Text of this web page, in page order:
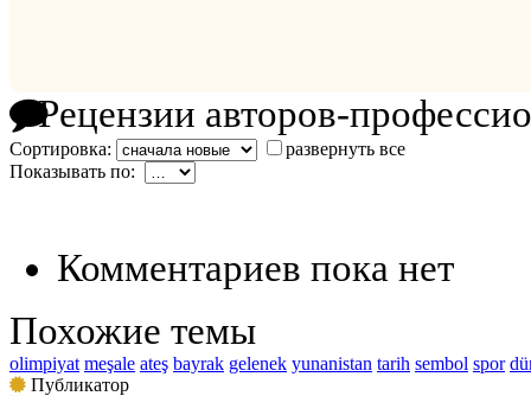
Рецензии авторов-
Сортировка:
развернуть все
Показывать по:
Комментариев пока нет
Похожие темы
olimpiyat meşale ateş bayrak gelenek yunanistan tarih sembol spor
Публикатор